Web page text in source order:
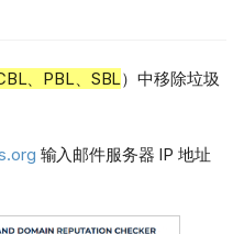
、PBL、SBL）中移除垃圾
输入邮件服务器 IP 地址